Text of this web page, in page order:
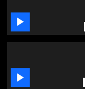

